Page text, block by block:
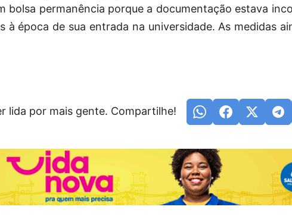
bolsa permanência porque a documentação estava
à época de sua entrada na universidade. As medidas
lida por mais gente. Compartilhe!